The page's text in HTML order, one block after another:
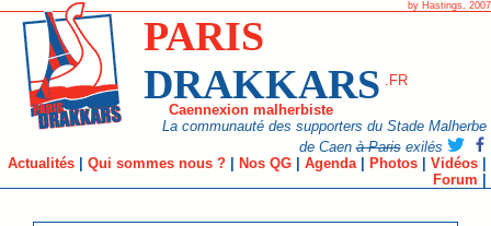
by Hastings, 2007
PARIS
DRAKKARS .FR
Caennexion malherbiste
La communauté des supporters du Stade Malherbe
de Caenà Parisexilés
Actualités| Qui sommes nous ?| Nos QG| Agenda| Photos| Vidéos|
Forum |